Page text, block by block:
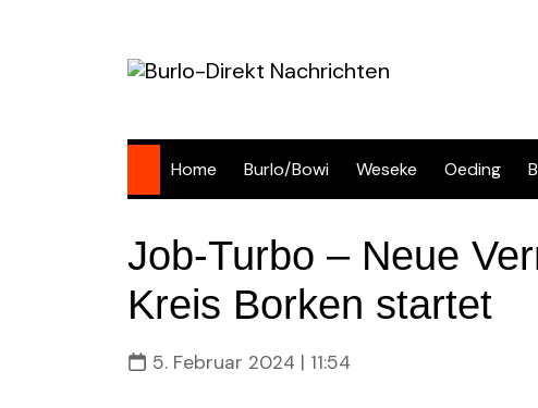
Home Burlo/Bowi Weseke Oeding
Job-Turbo – Neue
Kreis Borken startet
5. Februar 2024 | 11:54